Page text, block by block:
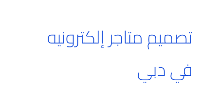
تصميم متاجر إلكترونيه
في دبي